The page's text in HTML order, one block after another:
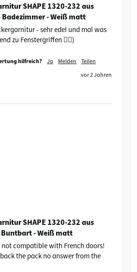
SHAPE 1320-232 aus
Badezimmer - Weiß matt
- sehr edel und mal was
zu Fenstergriffen 👌🏻)
hilfreich? Ja Melden
Teilen
vor 2 Jahren
SHAPE 1320-232 aus
- Weiß matt
compatible with French doors!
the pack no answer from the